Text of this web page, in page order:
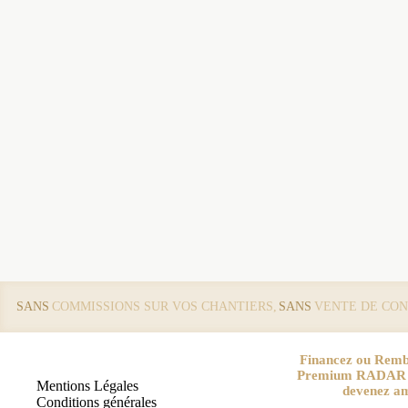
SANS COMMISSIONS SUR VOS CHANTIERS, SANS VENTE DE
Mentions Légales
Conditions générales
Financez ou
Premium
devenez